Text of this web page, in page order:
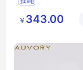
￥ 343.00